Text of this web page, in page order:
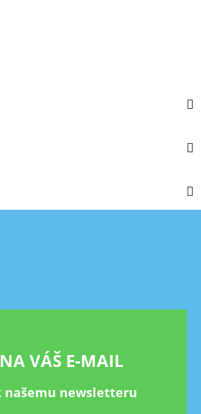
VÁŠ E-MAIL
našemu newsletteru